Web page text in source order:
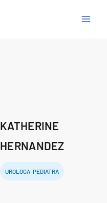
KATHERINE
HERNANDEZ
UROLOGA-PEDIATRA